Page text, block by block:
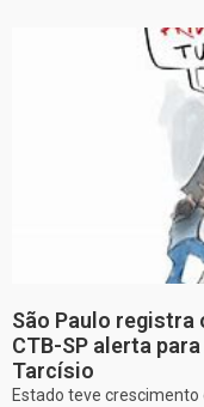
São Paulo registra
CTB-SP alerta
Tarcísio
Estado teve crescimento